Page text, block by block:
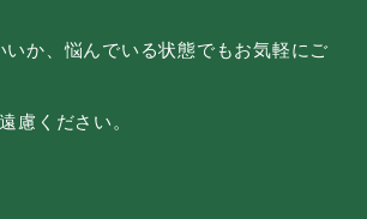
か、悩んでいる状態でもお気軽にご
慮ください。